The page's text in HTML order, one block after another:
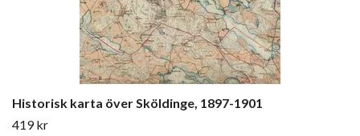
Historisk karta över Sköldinge, 1897-1901
419 kr